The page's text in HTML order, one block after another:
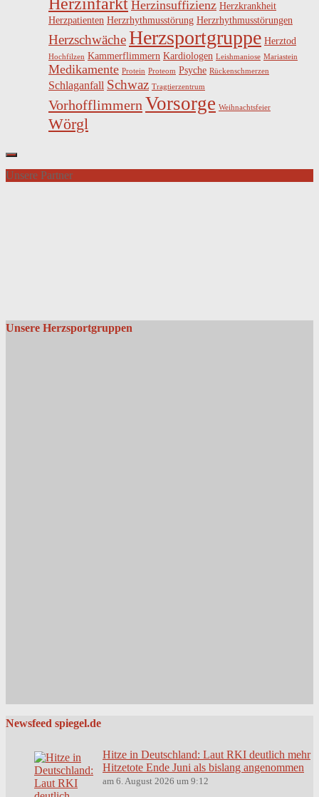
Herzinsuffizienz Herzkrankheit
Herzpatienten Herzrhythmusstörung Herzrhythmusstörungen
HerzschwächeHerzsportgruppe Herztod
Hochfilzen Kammerflimmern Kardiologen Leishmaniose Mariastein
Medikamente Protein Proteom Psyche Rückenschmerzen
Schlaganfall Schwaz Tragtierzentrum
Vorhofflimmern Vorsorge Weihnachtsfeier
Wörgl
Unsere Partner
Unsere Herzsportgruppen
Newsfeed spiegel.de
Hitze in Deutschland: Laut RKI deutlich mehr
Hitzetote Ende Juni als bislang angenommen
am 6. August 2026 um 9:12